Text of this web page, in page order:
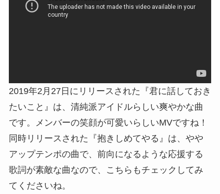
2019年2月27日にリリースされた『君に話しておき
たいこと』は、清純派アイドルらしい爽やかな曲
です。メンバーの笑顔が可愛いらしいMVですね！
同時リリースされた『抱きしめてやる』は、やや
アップテンポの曲で、前向になるような応援する
歌詞が素敵な曲なので、こちらもチェックしてみ
てくださいね。